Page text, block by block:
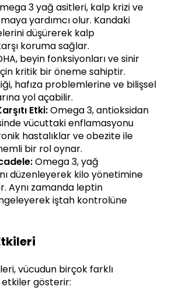
3 yağ asitleri, kalp krizi ve
yardımcı olur. Kandaki
düşürerek kalp
koruma sağlar.
beyin fonksiyonları ve sinir
kritik bir öneme sahiptir.
hafıza problemlerine ve bilişsel
yol açabilir.
Etki:Omega 3, antioksidan
vücuttaki enflamasyonu
hastalıklar ve obezite ile
bir rol oynar.
Omega 3, yağ
düzenleyerek kilo yönetimine
Aynı zamanda leptin
iştah kontrolüne
vücudun birçok farklı
gösterir: